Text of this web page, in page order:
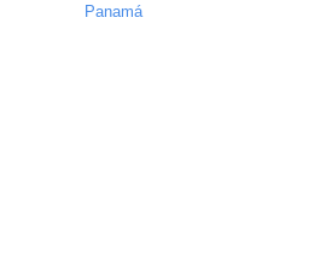
Panamá